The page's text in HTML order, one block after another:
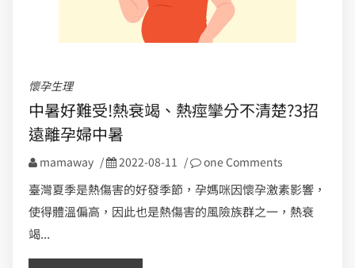
懷孕生理
中暑好難受!熱衰竭、熱痙攣分不清楚?3招
遠離孕婦中暑
mamaway / 2022-08-11 / one Comments
臺灣夏季是熱傷害的好發季節，孕媽咪因懷孕激素影響，
使得體溫偏高，因此也是熱傷害的風險族群之一，熱衰
竭...